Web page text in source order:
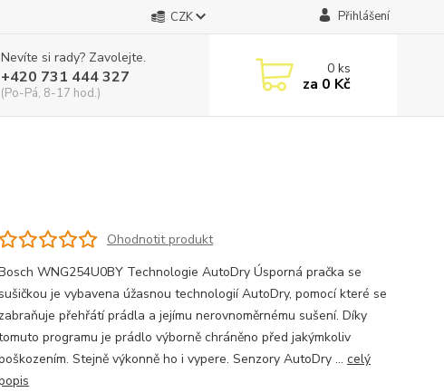
CZK Přihlášení
Nevíte si rady? Zavolejte.
+420 731 444 327
(Po-Pá, 8-17 hod.)
0ks
za 0 Kč
Ohodnotit produkt
WNG254U0BY Technologie AutoDry Úsporná pračka se
sušičkou je vybavena úžasnou technologií AutoDry, pomocí které se
zabraňuje přehřátí prádla a jejímu nerovnoměrnému sušení. Díky
programu je prádlo výborně chráněno před jakýmkoliv
Stejně výkonně ho i vypere. Senzory AutoDry ... celý